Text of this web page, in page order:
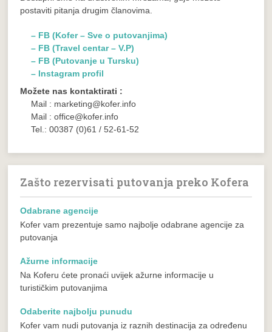
postaviti pitanja drugim članovima.
– FB (Kofer – Sve o putovanjima)
– FB (Travel centar – V.P)
– FB (Putovanje u Tursku)
– Instagram profil
Možete nas kontaktirati :
Mail : marketing@kofer.info
Mail : office@kofer.info
Tel.: 00387 (0)61 / 52-61-52
Zašto rezervisati putovanja preko Kofera
Odabrane agencije
Kofer vam prezentuje samo najbolje odabrane agencije za
putovanja
Ažurne informacije
Na Koferu ćete pronaći uvijek ažurne informacije u
turističkim putovanjima
Odaberite najbolju punudu
Kofer vam nudi putovanja iz raznih destinacija za određenu